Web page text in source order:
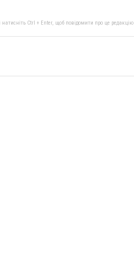
Ctrl + Enter, щоб повідомити про це редакцію